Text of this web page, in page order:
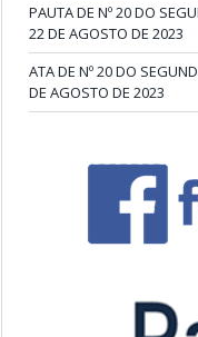
PAUTA DE Nº 20 DO
22 DE AGOSTO DE 2023
ATA DE Nº 20 DO
DE AGOSTO DE 2023